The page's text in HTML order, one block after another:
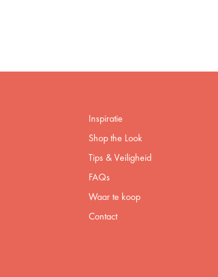
Inspiratie
Shop the Look
Tips & Veiligheid
FAQs
Waar te koop
Contact